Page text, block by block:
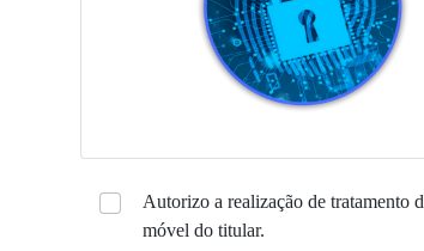
Autorizo a realização de tratamento
móvel do titular.